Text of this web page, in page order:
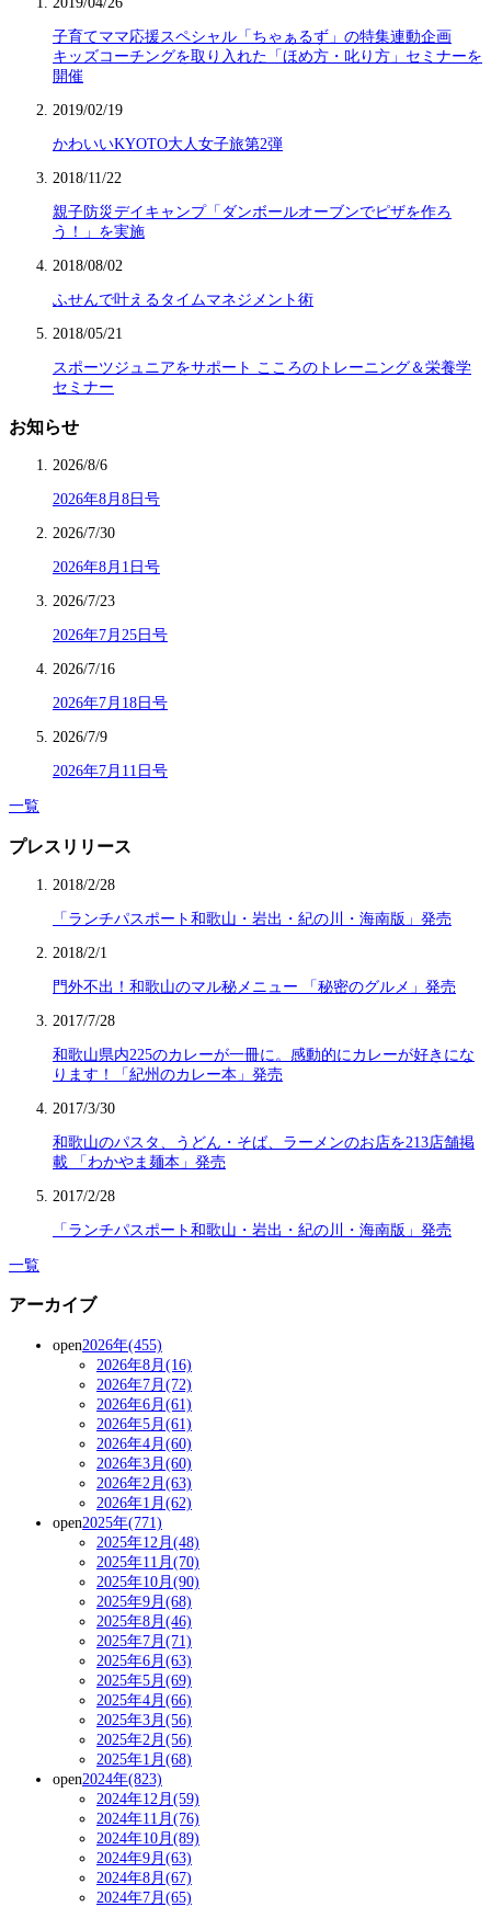
子育てママ応援スペシャル「ちゃぁるず」の特集連動企画
キッズコーチングを取り入れた「ほめ方・叱り方」セミナーを
開催
2019/02/19
かわいいKYOTO大人女子旅第2弾
2018/11/22
親子防災デイキャンプ「ダンボールオーブンでピザを作ろ
う！」を実施
2018/08/02
ふせんで叶えるタイムマネジメント術
2018/05/21
スポーツジュニアをサポート こころのトレーニング＆栄養学
セミナー
お知らせ
2026/8/6
2026年8月8日号
2026/7/30
2026年8月1日号
2026/7/23
2026年7月25日号
2026/7/16
2026年7月18日号
2026/7/9
2026年7月11日号
一覧
プレスリリース
2018/2/28
「ランチパスポート和歌山・岩出・紀の川・海南版」発売
2018/2/1
門外不出！和歌山のマル秘メニュー 「秘密のグルメ」発売
2017/7/28
和歌山県内225のカレーが一冊に。感動的にカレーが好きにな
ります！「紀州のカレー本」発売
2017/3/30
和歌山のパスタ、うどん・そば、ラーメンのお店を213店舗掲
載 「わかやま麺本」発売
2017/2/28
「ランチパスポート和歌山・岩出・紀の川・海南版」発売
一覧
アーカイブ
open2026年(455)
2026年8月(16)
2026年7月(72)
2026年6月(61)
2026年5月(61)
2026年4月(60)
2026年3月(60)
2026年2月(63)
2026年1月(62)
open2025年(771)
2025年12月(48)
2025年11月(70)
2025年10月(90)
2025年9月(68)
2025年8月(46)
2025年7月(71)
2025年6月(63)
2025年5月(69)
2025年4月(66)
2025年3月(56)
2025年2月(56)
2025年1月(68)
open2024年(823)
2024年12月(59)
2024年11月(76)
2024年10月(89)
2024年9月(63)
2024年8月(67)
2024年7月(65)